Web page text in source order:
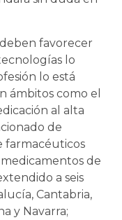
favorecer
lo
lo está
ámbitos como el
al alta
de
farmacéuticos
de
a seis
Cantabria,
y Navarra;